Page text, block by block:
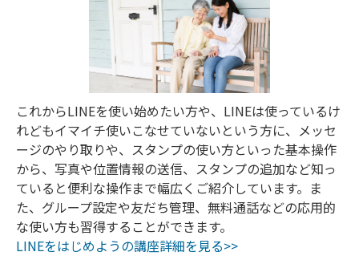
これからLINEを使い始めたい方や、LINEは使っているけ
れどもイマイチ使いこなせていないという方に、メッセ
ージのやり取りや、スタンプの使い方といった基本操作
から、写真や位置情報の送信、スタンプの追加など知っ
ていると便利な操作まで幅広くご紹介しています。ま
た、グループ設定や友だち管理、無料通話などの応用的
な使い方も習得することができます。
LINEをはじめようの講座詳細を見る>>